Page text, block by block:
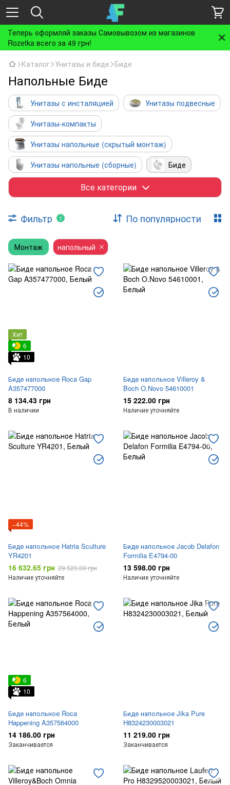
Теперь оформляй заказы Самовывозом из магазинов
Rozetka всего за 49 грн!
Каталог Унитазы и биде Биде
Напольные Биде
Унитазы с инсталяцией
Унитазы подвесные
Унитазы-компакты
Унитазы напольные (скрытый монтаж)
Унитазы напольные (сборные)
Биде
Биде с инсталляцией
Писсуары
Бачки для унитазов и чаши Генуя
Сиденья для унитаза
Сиденья для биде / писсуаров
Все категории
Фильтр 1 По популярности
Монтаж напольный
Хит
6
10
Биде напольное Roca Gap
A357477000
8 134.43 грн
В наличии
Биде напольное Villeroy &
Boch O.Novo 54610001
15 222.00 грн
Наличие уточняйте
−44%
Биде напольное Hatria Sculture
YR4201
16 632.65 грн 29 520.00 грн
Наличие уточняйте
Биде напольное Jacob Delafon
Formilia E4794-00
13 598.00 грн
Наличие уточняйте
6
10
Биде напольное Roca
Happening A357564000
14 186.00 грн
Заканчивается
Биде напольное Jika Pure
H8324230003021
11 219.00 грн
Заканчивается